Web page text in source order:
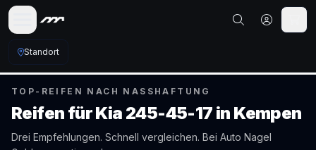
Standort
TOP-REIFEN NACH NASSHAFTUNG
Reifen fürKia 245-45-17 in Kempen
Drei Empfehlungen. Schnell vergleichen. Bei Auto Nagel